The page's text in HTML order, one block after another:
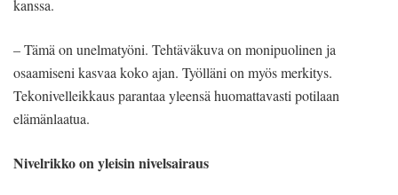
kanssa.
– Tämä on unelmatyöni. Tehtäväkuva on monipuolinen ja
osaamiseni kasvaa koko ajan. Työlläni on myös merkitys.
Tekonivelleikkaus parantaa yleensä huomattavasti potilaan
elämänlaatua.
Nivelrikko on yleisin nivelsairaus